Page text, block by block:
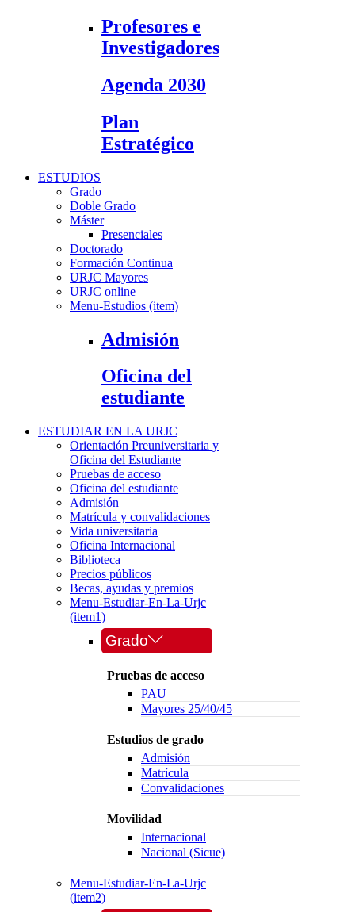
Profesores e
Investigadores
Agenda 2030
Plan
Estratégico
ESTUDIOS
Grado
Doble Grado
Máster
Presenciales
Doctorado
Formación Continua
URJC Mayores
URJC online
Menu-Estudios (item)
Admisión
Oficina del
estudiante
ESTUDIAR EN LA URJC
Orientación Preuniversitaria y
Oficina del Estudiante
Pruebas de acceso
Oficina del estudiante
Admisión
Matrícula y convalidaciones
Vida universitaria
Oficina Internacional
Biblioteca
Precios públicos
Becas, ayudas y premios
Menu-Estudiar-En-La-Urjc
(item1)
Grado
Pruebas de acceso
PAU
Mayores 25/40/45
Estudios de grado
Admisión
Matrícula
Convalidaciones
Movilidad
Internacional
Nacional (Sicue)
Menu-Estudiar-En-La-Urjc
(item2)